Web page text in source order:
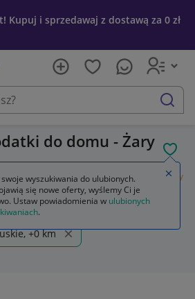
Kupuj i sprzedawaj z dostawą za 0 zł
szukaj
do domu - Żary
i Ogród Wyposażenie Dekoracje i ozdoby
ozdoby do kuchni
+0 km
wyszukiwania do ulubionych.
się nowe oferty, wyślemy Ci je
Ustaw powiadomienia w ulubionych
.